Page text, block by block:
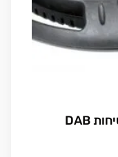
משאבה טבולה לכיסוי בטיחות DAB